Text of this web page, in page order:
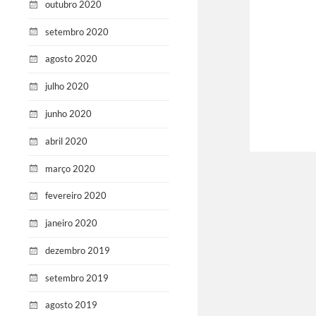
outubro 2020
setembro 2020
agosto 2020
julho 2020
junho 2020
abril 2020
março 2020
fevereiro 2020
janeiro 2020
dezembro 2019
setembro 2019
agosto 2019